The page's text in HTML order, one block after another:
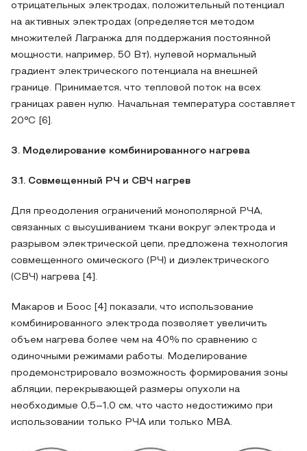
отрицательных электродах, положительный потенциал
на активных электродах (определяется методом
множителей Лагранжа для поддержания постоянной
мощности, например, 50 Вт), нулевой нормальный
градиент электрического потенциала на внешней
границе. Принимается, что тепловой поток на всех
границах равен нулю. Начальная температура составляет
20°C [6].
3. Моделирование комбинированного нагрева
3.1. Совмещенный РЧ и СВЧ нагрев
Для преодоления ограничений монополярной РЧА,
связанных с высушиванием ткани вокруг электрода и
разрывом электрической цепи, предложена технология
совмещенного омического (РЧ) и диэлектрического
(СВЧ) нагрева [4].
Макаров и Боос [4] показали, что использование
комбинированного электрода позволяет увеличить
объем нагрева более чем на 40% по сравнению с
одиночными режимами работы. Моделирование
продемонстрировало возможность формирования зоны
абляции, перекрывающей размеры опухоли на
необходимые 0,5–1,0 см, что часто недостижимо при
использовании только РЧА или только МВА.